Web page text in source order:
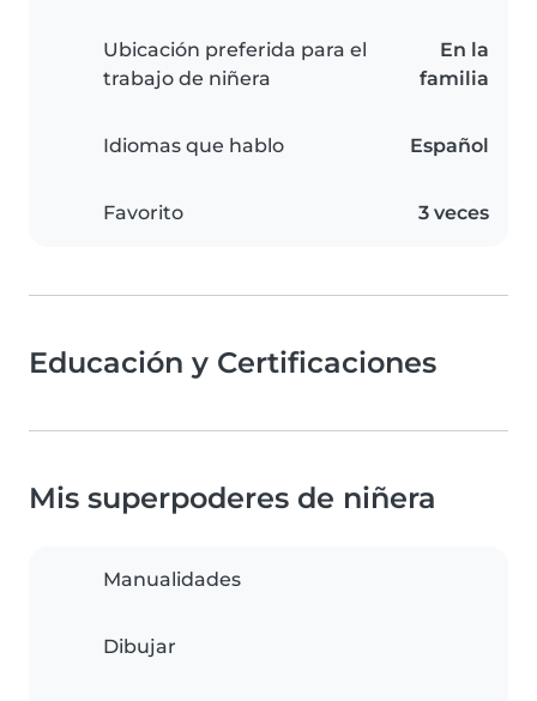
Ubicación preferida para el
trabajo de niñera
En la
familia
Idiomas que hablo Español
Favorito 3 veces
Educación y Certificaciones
Mis superpoderes de niñera
Manualidades
Dibujar